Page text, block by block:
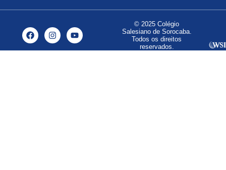
© 2025 Colégio
Salesiano de Sorocaba.
Todos os direitos
reservados.